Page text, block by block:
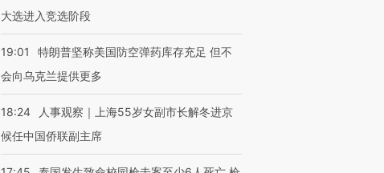
大选进入竞选阶段
19:01
特朗普坚称美国防空弹药库存充足 但不
会向乌克兰提供更多
18:24
人事观察｜上海55岁女副市长解冬进京
候任中国侨联副主席